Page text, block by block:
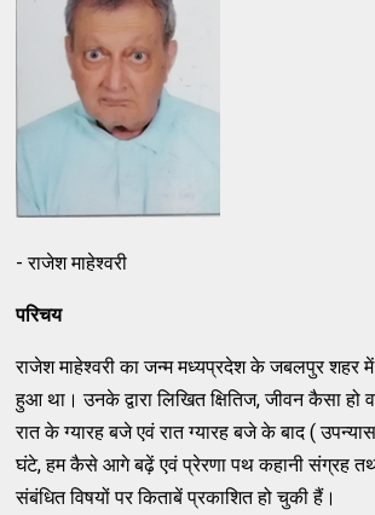
- राजेश माहेश्वरी
परिचय
राजेश माहेश्वरी का जन्म मध्यप्रदेश के जबलपुर शहर
हुआ था। उनके द्वारा लिखित क्षितिज, जीवन कैसा हो
रात के ग्यारह बजे एवं रात ग्यारह बजे के बाद ( उपन्यास
घंटे, हम कैसे आगे बढ़ें एवं प्रेरणा पथ कहानी संग्रह
संबंधित विषयों पर किताबें प्रकाशित हो चुकी हैं।